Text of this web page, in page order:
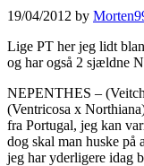
19/04/2012 by
Lige PT her jeg lidt
og har også 2 sjældne
NEPENTHES –
(Ventricosa x
fra Portugal, jeg kan
dog skal man huske på
jeg har yderligere idag